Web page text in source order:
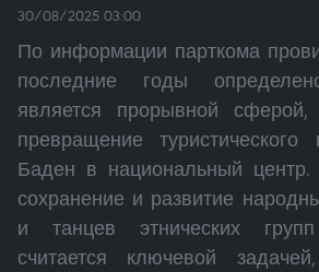
30/08/2025 03:00
По информации парткома
последние годы
является прорывной
превращение туристического
Баден в национальный
сохранение и развитие
и танцев этнических
считается ключевой